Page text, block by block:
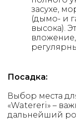
засухе,
(дымо- и
высока).
вложение,
Посадка:
Выбор места
«Watereri» –
дальнейший